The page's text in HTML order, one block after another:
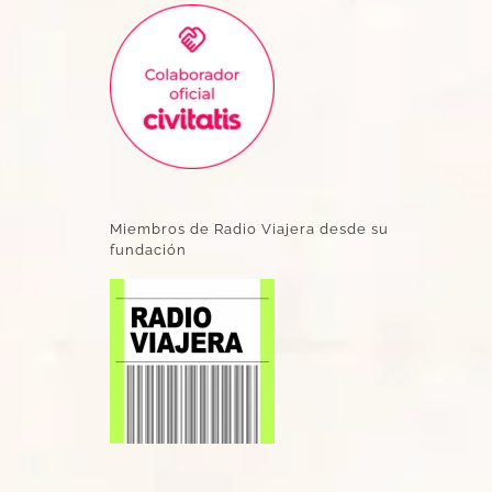
Miembros de Radio Viajera desde su
fundación